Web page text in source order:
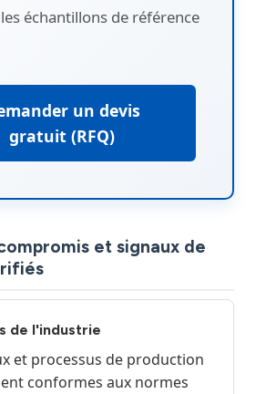
échantillons de référence
un devis
gratuit (RFQ)
et signaux de
de l'industrie
et processus de production
conformes aux normes